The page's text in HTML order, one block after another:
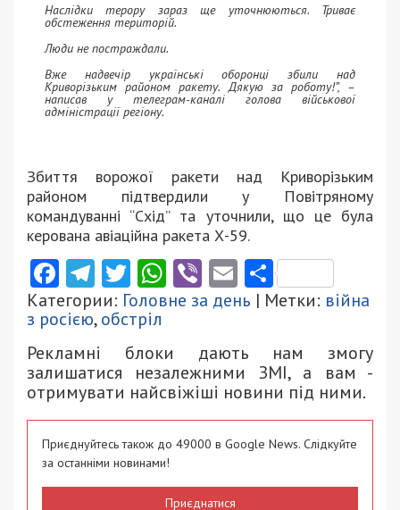
Наслідки терору зараз ще уточнюються. Триває
обстеження територій.
Люди не постраждали.
Вже надвечір українські оборонці збили над
Криворізьким районом ракету. Дякую за роботу!”, –
написав у телеграм-каналі голова військової
адміністрації регіону.
Збиття ворожої ракети над Криворізьким
районом підтвердили у Повітряному
командуванні “Схід” та уточнили, що це була
керована авіаційна ракета Х-59.
Facebook
Telegram
Twitter
WhatsApp
ViberEmail
Категории: Головне за день | Метки: війна
з росією,обстріл
Рекламні блоки дають нам змогу
залишатися незалежними ЗМІ, а вам -
отримувати найсвіжіші новини під ними.
Приєднуйтесь також до 49000 в Google News. Слідкуйте
за останніми новинами!
Приєднатися